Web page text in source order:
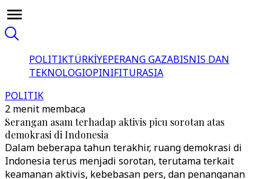
POLITIKTÜRKİYEPERANG GAZABISNIS DAN
TEKNOLOGIOPINIFITURASIA
POLITIK
2 menit membaca
Serangan asam terhadap aktivis picu sorotan atas
demokrasi di Indonesia
Dalam beberapa tahun terakhir, ruang demokrasi di
Indonesia terus menjadi sorotan, terutama terkait
keamanan aktivis, kebebasan pers, dan penanganan